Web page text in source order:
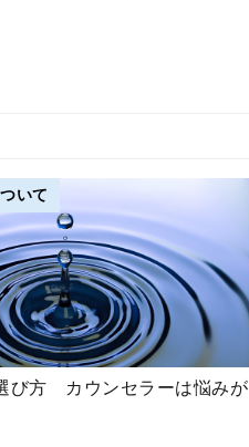
いて
び方 カウンセラーは悩みが